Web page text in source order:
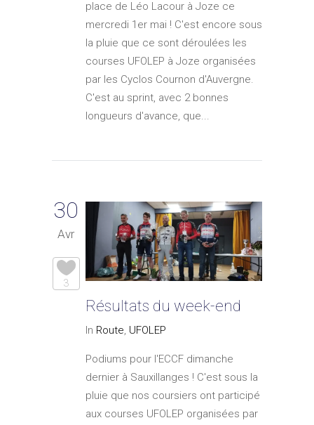
place de Léo Lacour à Joze ce
mercredi 1er mai ! C'est encore sous
la pluie que ce sont déroulées les
courses UFOLEP à Joze organisées
par les Cyclos Cournon d'Auvergne.
C'est au sprint, avec 2 bonnes
longueurs d'avance, que...
30
Avr
3
Résultats du week-end
In Route, UFOLEP
Podiums pour l'ECCF dimanche
dernier à Sauxillanges ! C'est sous la
pluie que nos coursiers ont participé
aux courses UFOLEP organisées par